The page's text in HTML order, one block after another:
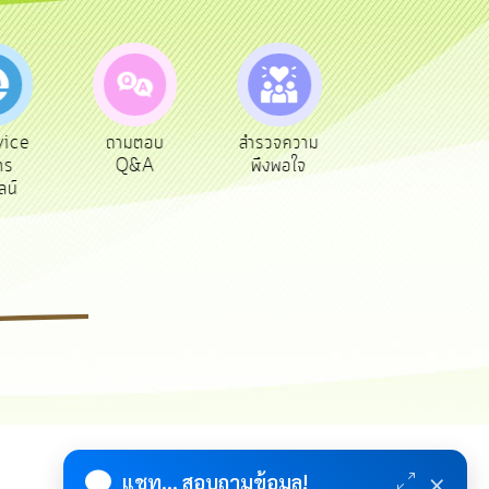
น์
ถามตอบ
Q&A
สำรวจความ
พึงพอใจ
ผู้รับเบีย
แชท... สอบถามข้อมูล! ×